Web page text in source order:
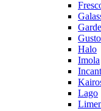
Gusto
Halo
Imola
Lago